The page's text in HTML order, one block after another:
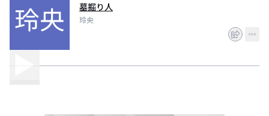
墓掘り人
玲央